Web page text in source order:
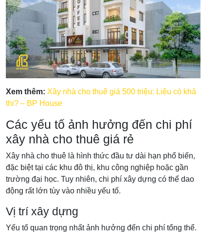
Xem thêm: Xây nhà cho thuê giá 500 triệu: Liệu có khả
thi? – BP House
Các yếu tố ảnh hưởng đến chi phí
xây nhà cho thuê giá rẻ
Xây nhà cho thuê là hình thức đầu tư dài hạn phổ biến,
đặc biệt tại các khu đô thị, khu công nghiệp hoặc gần
trường đại học. Tuy nhiên, chi phí xây dựng có thể dao
động rất lớn tùy vào nhiều yếu tố.
Vị trí xây dựng
Yếu tố quan trọng nhất ảnh hưởng đến chi phí tổng thể.